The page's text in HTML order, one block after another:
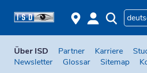
Über ISD Partner Karriere
Newsletter
Glossar Sitemap